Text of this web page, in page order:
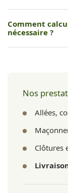
quantités, le
Comment
nécessaire ?
Nos
Allées,
Clôtures